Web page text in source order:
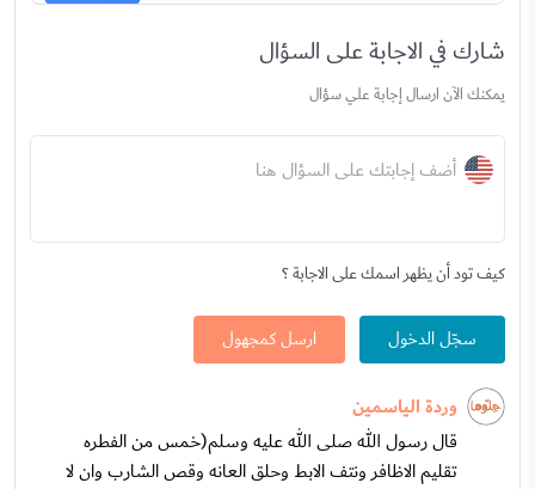
شارك في الاجابة على السؤال
يمكنك الآن ارسال إجابة علي سؤال
أضف إجابتك على السؤال هنا
كيف تود أن يظهر اسمك على الاجابة ؟
سجّل الدخول ارسل كمجهول
وردة الياسمين
قال رسول الله صلى الله عليه وسلم(خمس من الفطره
تقليم الاظافر ونتف الابط وحلق العانه وقص الشارب وان لا